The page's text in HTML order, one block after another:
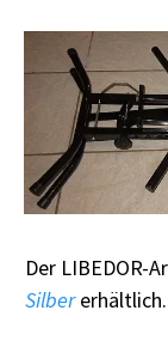
Der LIBEDOR-
Silbererhältlich.